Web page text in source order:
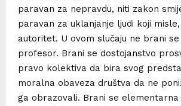
paravan za nepravdu, niti zakon
paravan za uklanjanje ljudi koji
autoritet. U ovom slučaju ne brani se
profesor. Brani se dostojanstvo
pravo kolektiva da bira svog
moralna obaveza društva da ne
ga obrazovali. Brani se